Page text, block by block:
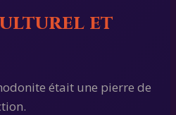
et
était une pierre de